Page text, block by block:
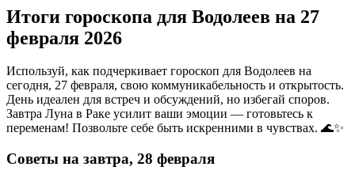
Итоги гороскопа для Водолеев на 27
февраля 2026
Используй, как подчеркивает гороскоп для Водолеев на
сегодня, 27 февраля, свою коммуникабельность и открытость.
День идеален для встреч и обсуждений, но избегай споров.
Завтра Луна в Раке усилит ваши эмоции — готовьтесь к
переменам! Позвольте себе быть искренними в чувствах. 🌊✨
Советы на завтра, 28 февраля